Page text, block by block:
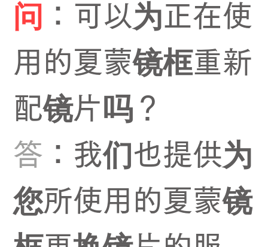
问 ：可以为正在使
用的夏蒙镜框重新
配镜片吗？
答 ：我们也提供为
您所使用的夏蒙镜